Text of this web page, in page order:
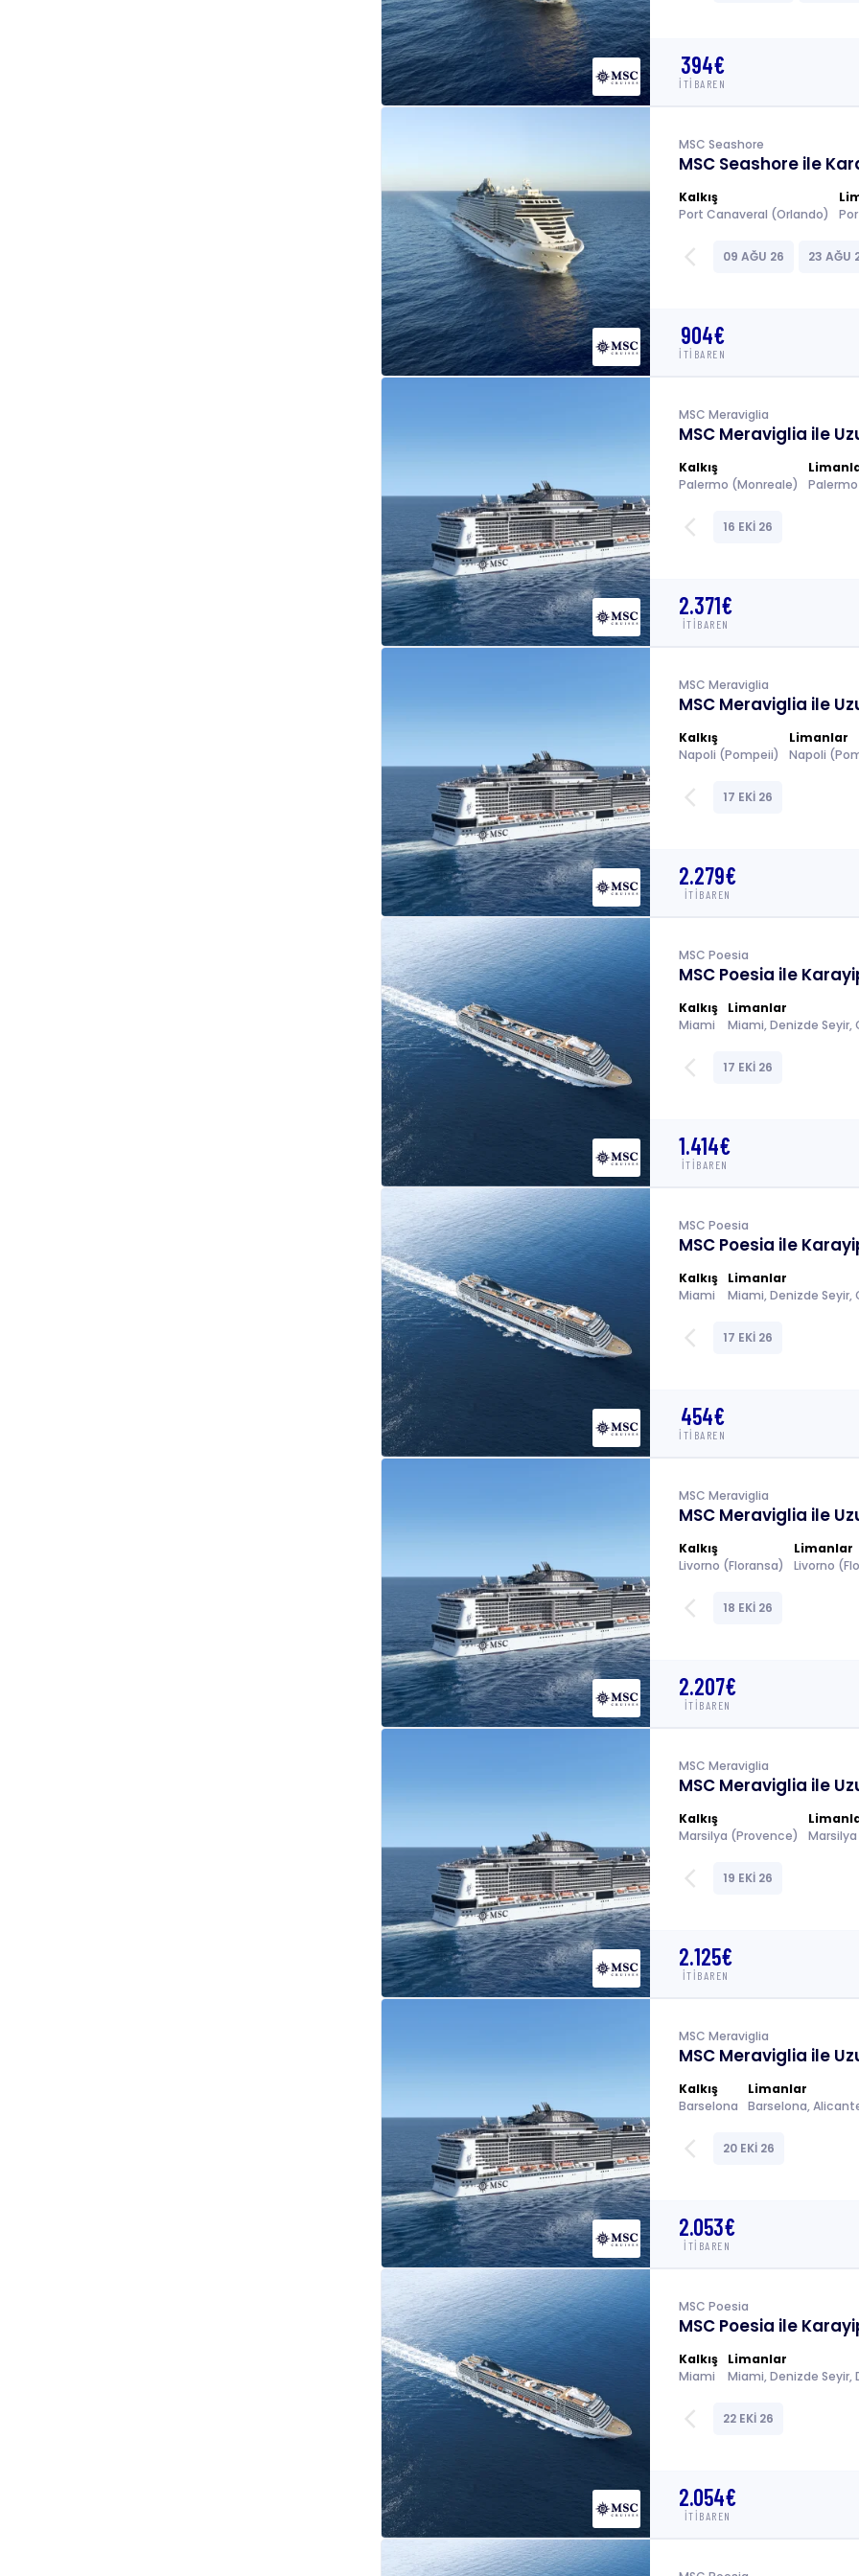
394€
İTİBAREN
MSC Seashore
MSC Seashore ile
Kalkış
Port Canaveral (Orlando)
arrow_back_ios 09 AĞU 26 23 AĞU
904€
İTİBAREN
MSC Meraviglia
MSC Meraviglia ile
Kalkış
Palermo (Monreale)
arrow_back_ios 16 EKİ 26
2.371€
İTİBAREN
MSC Meraviglia
MSC Meraviglia ile
Kalkış
Napoli (Pompeii)
Limanlar
arrow_back_ios 17 EKİ 26
2.279€
İTİBAREN
MSC Poesia
MSC Poesia ile
Kalkış
Miami
Limanlar
arrow_back_ios 17 EKİ 26
1.414€
İTİBAREN
MSC Poesia
MSC Poesia ile
Kalkış
Miami
Limanlar
Miami, Denizde Seyir,
arrow_back_ios 17 EKİ 26
454€
İTİBAREN
MSC Meraviglia
MSC Meraviglia ile
Kalkış
Livorno (Floransa)
Limanlar
arrow_back_ios 18 EKİ 26
2.207€
İTİBAREN
MSC Meraviglia
MSC Meraviglia ile
Kalkış
Marsilya (Provence)
arrow_back_ios 19 EKİ 26
2.125€
İTİBAREN
MSC Meraviglia
MSC Meraviglia ile
Kalkış
Barselona
Limanlar
arrow_back_ios 20 EKİ 26
2.053€
İTİBAREN
MSC Poesia
MSC Poesia ile
Kalkış
Miami
Limanlar
arrow_back_ios 22 EKİ 26
2.054€
İTİBAREN